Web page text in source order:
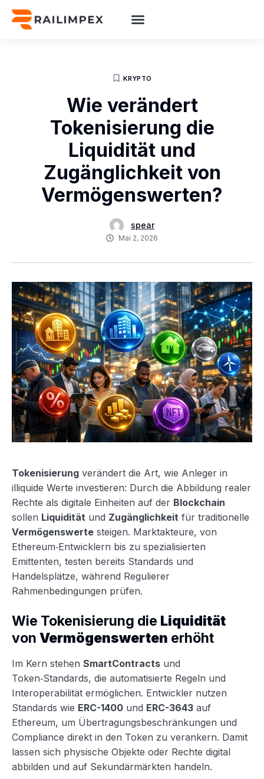
KRYPTO
Wie verändert
Tokenisierung die
Liquidität und
Zugänglichkeit von
Vermögenswerten?
spear
Mai 2, 2026
Tokenisierung verändert die Art, wie Anleger in
illiquide Werte investieren: Durch die Abbildung realer
Rechte als digitale Einheiten auf der Blockchain
sollen Liquidität und Zugänglichkeit für traditionelle
Vermögenswerte steigen. Marktakteure, von
Ethereum‑Entwicklern bis zu spezialisierten
Emittenten, testen bereits Standards und
Handelsplätze, während Regulierer
Rahmenbedingungen prüfen.
Wie Tokenisierung die Liquidität
von Vermögenswerten erhöht
Im Kern stehen SmartContracts und
Token‑Standards, die automatisierte Regeln und
Interoperabilität ermöglichen. Entwickler nutzen
Standards wie ERC-1400 und ERC-3643 auf
Ethereum, um Übertragungsbeschränkungen und
Compliance direkt in den Token zu verankern. Damit
lassen sich physische Objekte oder Rechte digital
abbilden und auf Sekundärmärkten handeln.